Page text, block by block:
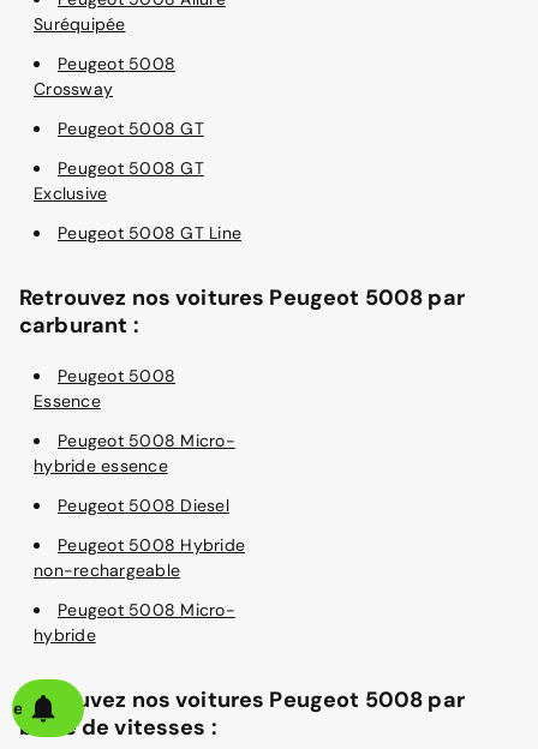
Suréquipée
Peugeot 5008
Crossway
Peugeot 5008 GT
Peugeot 5008 GT
Exclusive
Peugeot 5008 GT Line
Retrouvez nos voitures Peugeot 5008 par
carburant :
Peugeot 5008
Essence
Peugeot 5008 Micro-
hybride essence
Peugeot 5008 Diesel
Peugeot 5008 Hybride
non-rechargeable
Peugeot 5008 Micro-
hybride
Retrouvez nos voitures Peugeot 5008 par
boîte de vitesses :